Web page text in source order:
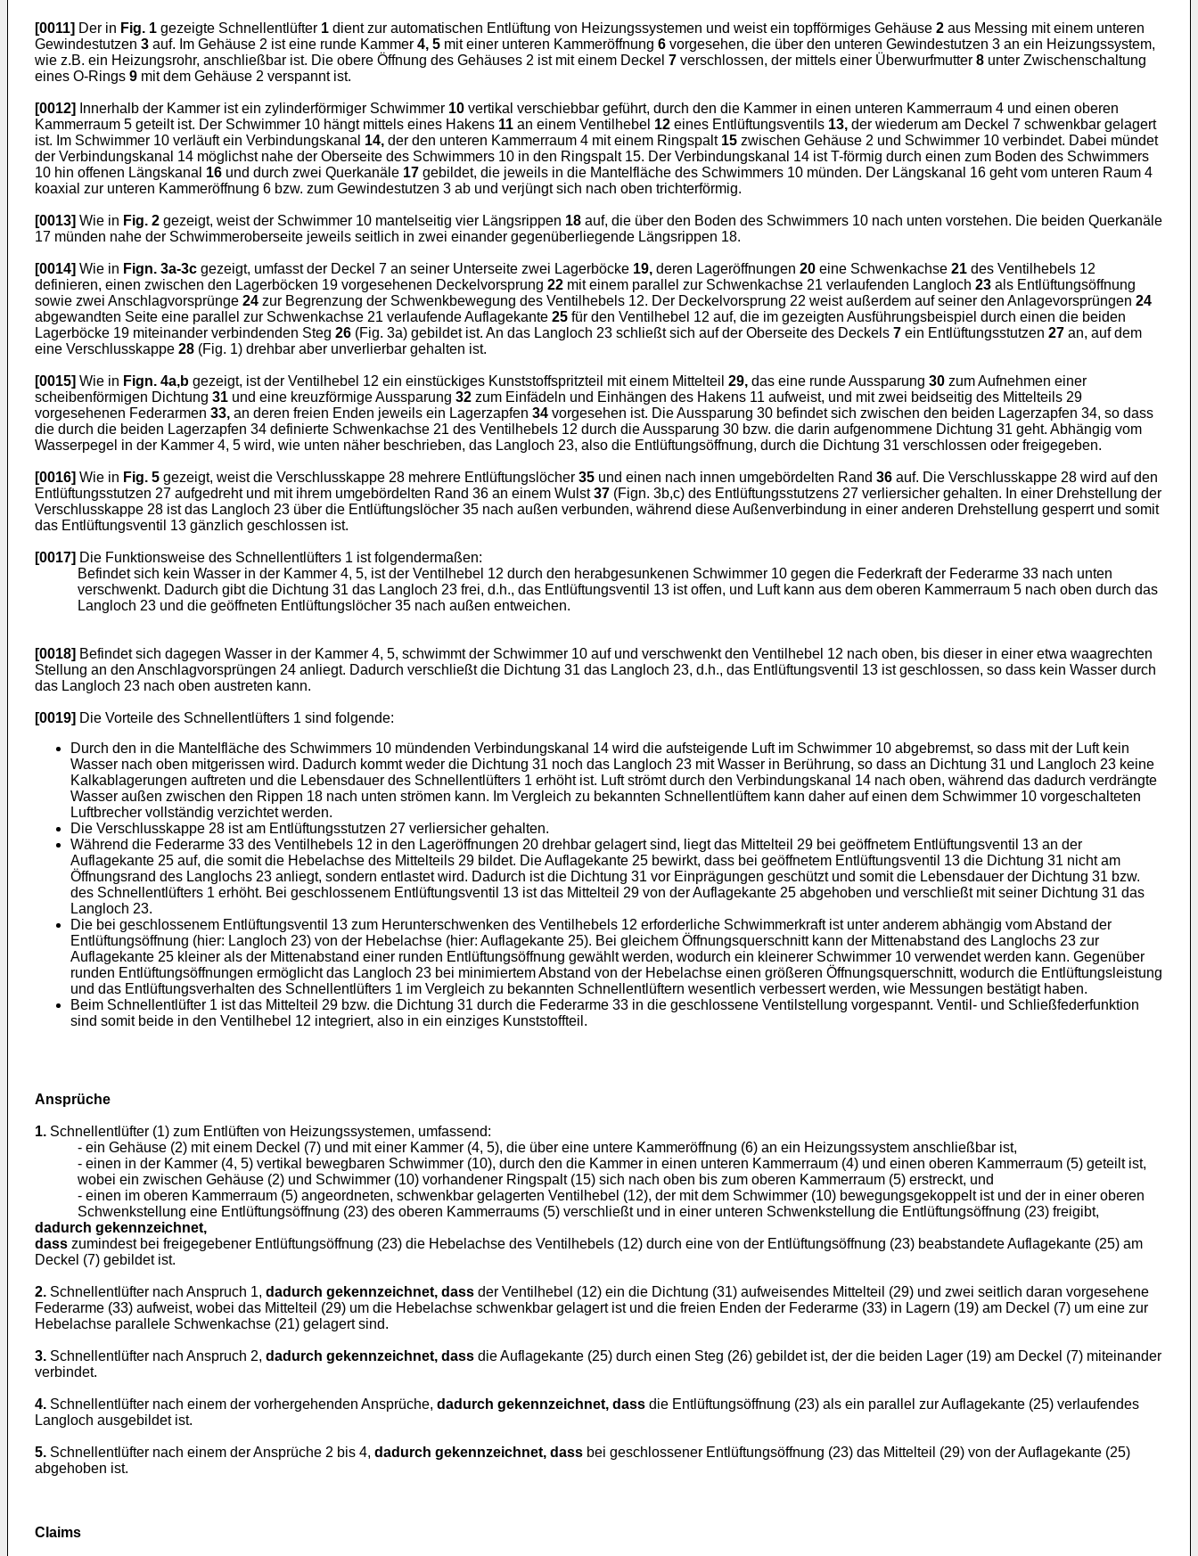
[0011] Der in Fig. 1 gezeigte Schnellentlüfter 1 dient zur automatischen Entlüftung von Heizungssystemen und weist ein topfförmiges Gehäuse 2 aus Messing mit einem unteren
Gewindestutzen 3 auf. Im Gehäuse 2 ist eine runde Kammer 4, 5 mit einer unteren Kammeröffnung 6 vorgesehen, die über den unteren Gewindestutzen 3 an ein Heizungssystem,
wie z.B. ein Heizungsrohr, anschließbar ist. Die obere Öffnung des Gehäuses 2 ist mit einem Deckel 7 verschlossen, der mittels einer Überwurfmutter 8 unter Zwischenschaltung
eines O-Rings 9 mit dem Gehäuse 2 verspannt ist.
[0012] Innerhalb der Kammer ist ein zylinderförmiger Schwimmer 10 vertikal verschiebbar geführt, durch den die Kammer in einen unteren Kammerraum 4 und einen oberen
Kammerraum 5 geteilt ist. Der Schwimmer 10 hängt mittels eines Hakens 11 an einem Ventilhebel 12 eines Entlüftungsventils 13, der wiederum am Deckel 7 schwenkbar gelagert
ist. Im Schwimmer 10 verläuft ein Verbindungskanal 14, der den unteren Kammerraum 4 mit einem Ringspalt 15 zwischen Gehäuse 2 und Schwimmer 10 verbindet. Dabei mündet
der Verbindungskanal 14 möglichst nahe der Oberseite des Schwimmers 10 in den Ringspalt 15. Der Verbindungskanal 14 ist T-förmig durch einen zum Boden des Schwimmers
10 hin offenen Längskanal 16 und durch zwei Querkanäle 17 gebildet, die jeweils in die Mantelfläche des Schwimmers 10 münden. Der Längskanal 16 geht vom unteren Raum 4
koaxial zur unteren Kammeröffnung 6 bzw. zum Gewindestutzen 3 ab und verjüngt sich nach oben trichterförmig.
[0013] Wie in Fig. 2 gezeigt, weist der Schwimmer 10 mantelseitig vier Längsrippen 18 auf, die über den Boden des Schwimmers 10 nach unten vorstehen. Die beiden Querkanäle
17 münden nahe der Schwimmeroberseite jeweils seitlich in zwei einander gegenüberliegende Längsrippen 18.
[0014] Wie in Fign. 3a-3c gezeigt, umfasst der Deckel 7 an seiner Unterseite zwei Lagerböcke 19, deren Lageröffnungen 20 eine Schwenkachse 21 des Ventilhebels 12
definieren, einen zwischen den Lagerböcken 19 vorgesehenen Deckelvorsprung 22 mit einem parallel zur Schwenkachse 21 verlaufenden Langloch 23 als Entlüftungsöffnung
sowie zwei Anschlagvorsprünge 24 zur Begrenzung der Schwenkbewegung des Ventilhebels 12. Der Deckelvorsprung 22 weist außerdem auf seiner den Anlagevorsprüngen 24
abgewandten Seite eine parallel zur Schwenkachse 21 verlaufende Auflagekante 25 für den Ventilhebel 12 auf, die im gezeigten Ausführungsbeispiel durch einen die beiden
Lagerböcke 19 miteinander verbindenden Steg 26 (Fig. 3a) gebildet ist. An das Langloch 23 schließt sich auf der Oberseite des Deckels 7 ein Entlüftungsstutzen 27 an, auf dem
eine Verschlusskappe 28 (Fig. 1) drehbar aber unverlierbar gehalten ist.
[0015] Wie in Fign. 4a,b gezeigt, ist der Ventilhebel 12 ein einstückiges Kunststoffspritzteil mit einem Mittelteil 29, das eine runde Aussparung 30 zum Aufnehmen einer
scheibenförmigen Dichtung 31 und eine kreuzförmige Aussparung 32 zum Einfädeln und Einhängen des Hakens 11 aufweist, und mit zwei beidseitig des Mittelteils 29
vorgesehenen Federarmen 33, an deren freien Enden jeweils ein Lagerzapfen 34 vorgesehen ist. Die Aussparung 30 befindet sich zwischen den beiden Lagerzapfen 34, so dass
die durch die beiden Lagerzapfen 34 definierte Schwenkachse 21 des Ventilhebels 12 durch die Aussparung 30 bzw. die darin aufgenommene Dichtung 31 geht. Abhängig vom
Wasserpegel in der Kammer 4, 5 wird, wie unten näher beschrieben, das Langloch 23, also die Entlüftungsöffnung, durch die Dichtung 31 verschlossen oder freigegeben.
[0016] Wie in Fig. 5 gezeigt, weist die Verschlusskappe 28 mehrere Entlüftungslöcher 35 und einen nach innen umgebördelten Rand 36 auf. Die Verschlusskappe 28 wird auf den
Entlüftungsstutzen 27 aufgedreht und mit ihrem umgebördelten Rand 36 an einem Wulst37 (Fign. 3b,c) des Entlüftungsstutzens 27 verliersicher gehalten. In einer Drehstellung der
Verschlusskappe 28 ist das Langloch 23 über die Entlüftungslöcher 35 nach außen verbunden, während diese Außenverbindung in einer anderen Drehstellung gesperrt und somit
das Entlüftungsventil 13 gänzlich geschlossen ist.
[0017] Die Funktionsweise des Schnellentlüfters 1 ist folgendermaßen:
Befindet sich kein Wasser in der Kammer 4, 5, ist der Ventilhebel 12 durch den herabgesunkenen Schwimmer 10 gegen die Federkraft der Federarme 33 nach unten
verschwenkt. Dadurch gibt die Dichtung 31 das Langloch 23 frei, d.h., das Entlüftungsventil 13 ist offen, und Luft kann aus dem oberen Kammerraum 5 nach oben durch das
Langloch 23 und die geöffneten Entlüftungslöcher 35 nach außen entweichen.
[0018] Befindet sich dagegen Wasser in der Kammer 4, 5, schwimmt der Schwimmer 10 auf und verschwenkt den Ventilhebel 12 nach oben, bis dieser in einer etwa waagrechten
Stellung an den Anschlagvorsprüngen 24 anliegt. Dadurch verschließt die Dichtung 31 das Langloch 23, d.h., das Entlüftungsventil 13 ist geschlossen, so dass kein Wasser durch
das Langloch 23 nach oben austreten kann.
[0019] Die Vorteile des Schnellentlüfters 1 sind folgende:
Durch den in die Mantelfläche des Schwimmers 10 mündenden Verbindungskanal 14 wird die aufsteigende Luft im Schwimmer 10 abgebremst, so dass mit der Luft kein
Wasser nach oben mitgerissen wird. Dadurch kommt weder die Dichtung 31 noch das Langloch 23 mit Wasser in Berührung, so dass an Dichtung 31 und Langloch 23 keine
Kalkablagerungen auftreten und die Lebensdauer des Schnellentlüfters 1 erhöht ist. Luft strömt durch den Verbindungskanal 14 nach oben, während das dadurch verdrängte
Wasser außen zwischen den Rippen 18 nach unten strömen kann. Im Vergleich zu bekannten Schnellentlüftem kann daher auf einen dem Schwimmer 10 vorgeschalteten
Luftbrecher vollständig verzichtet werden.
Die Verschlusskappe 28 ist am Entlüftungsstutzen 27 verliersicher gehalten.
Während die Federarme 33 des Ventilhebels 12 in den Lageröffnungen 20 drehbar gelagert sind, liegt das Mittelteil 29 bei geöffnetem Entlüftungsventil 13 an der
Auflagekante 25 auf, die somit die Hebelachse des Mittelteils 29 bildet. Die Auflagekante 25 bewirkt, dass bei geöffnetem Entlüftungsventil 13 die Dichtung 31 nicht am
Öffnungsrand des Langlochs 23 anliegt, sondern entlastet wird. Dadurch ist die Dichtung 31 vor Einprägungen geschützt und somit die Lebensdauer der Dichtung 31 bzw.
des Schnellentlüfters 1 erhöht. Bei geschlossenem Entlüftungsventil 13 ist das Mittelteil 29 von der Auflagekante 25 abgehoben und verschließt mit seiner Dichtung 31 das
Langloch 23.
Die bei geschlossenem Entlüftungsventil 13 zum Herunterschwenken des Ventilhebels 12 erforderliche Schwimmerkraft ist unter anderem abhängig vom Abstand der
Entlüftungsöffnung (hier: Langloch 23) von der Hebelachse (hier: Auflagekante 25). Bei gleichem Öffnungsquerschnitt kann der Mittenabstand des Langlochs 23 zur
Auflagekante 25 kleiner als der Mittenabstand einer runden Entlüftungsöffnung gewählt werden, wodurch ein kleinerer Schwimmer 10 verwendet werden kann. Gegenüber
runden Entlüftungsöffnungen ermöglicht das Langloch 23 bei minimiertem Abstand von der Hebelachse einen größeren Öffnungsquerschnitt, wodurch die Entlüftungsleistung
und das Entlüftungsverhalten des Schnellentlüfters 1 im Vergleich zu bekannten Schnellentlüftern wesentlich verbessert werden, wie Messungen bestätigt haben.
Beim Schnellentlüfter 1 ist das Mittelteil 29 bzw. die Dichtung 31 durch die Federarme 33 in die geschlossene Ventilstellung vorgespannt. Ventil- und Schließfederfunktion
sind somit beide in den Ventilhebel 12 integriert, also in ein einziges Kunststoffteil.
Ansprüche
1. Schnellentlüfter (1) zum Entlüften von Heizungssystemen, umfassend:
- ein Gehäuse (2) mit einem Deckel (7) und mit einer Kammer (4, 5), die über eine untere Kammeröffnung (6) an ein Heizungssystem anschließbar ist,
- einen in der Kammer (4, 5) vertikal bewegbaren Schwimmer (10), durch den die Kammer in einen unteren Kammerraum (4) und einen oberen Kammerraum (5) geteilt ist,
wobei ein zwischen Gehäuse (2) und Schwimmer (10) vorhandener Ringspalt (15) sich nach oben bis zum oberen Kammerraum (5) erstreckt, und
- einen im oberen Kammerraum (5) angeordneten, schwenkbar gelagerten Ventilhebel (12), der mit dem Schwimmer (10) bewegungsgekoppelt ist und der in einer oberen
Schwenkstellung eine Entlüftungsöffnung (23) des oberen Kammerraums (5) verschließt und in einer unteren Schwenkstellung die Entlüftungsöffnung (23) freigibt,
dadurch gekennzeichnet,
dass zumindest bei freigegebener Entlüftungsöffnung (23) die Hebelachse des Ventilhebels (12) durch eine von der Entlüftungsöffnung (23) beabstandete Auflagekante (25) am
Deckel (7) gebildet ist.
2. Schnellentlüfter nach Anspruch 1, dadurch gekennzeichnet, dass der Ventilhebel (12) ein die Dichtung (31) aufweisendes Mittelteil (29) und zwei seitlich daran vorgesehene
Federarme (33) aufweist, wobei das Mittelteil (29) um die Hebelachse schwenkbar gelagert ist und die freien Enden der Federarme (33) in Lagern (19) am Deckel (7) um eine zur
Hebelachse parallele Schwenkachse (21) gelagert sind.
3. Schnellentlüfter nach Anspruch 2, dadurch gekennzeichnet, dass die Auflagekante (25) durch einen Steg (26) gebildet ist, der die beiden Lager (19) am Deckel (7) miteinander
verbindet.
4. Schnellentlüfter nach einem der vorhergehenden Ansprüche, dadurch gekennzeichnet, dass die Entlüftungsöffnung (23) als ein parallel zur Auflagekante (25) verlaufendes
Langloch ausgebildet ist.
5. Schnellentlüfter nach einem der Ansprüche 2 bis 4, dadurch gekennzeichnet, dass bei geschlossener Entlüftungsöffnung (23) das Mittelteil (29) von der Auflagekante (25)
abgehoben ist.
Claims